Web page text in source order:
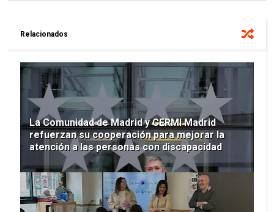
Relacionados
La Comunidad de Madrid y CERMI Madrid
refuerzan su cooperación para mejorar la
atención a las personas con discapacidad